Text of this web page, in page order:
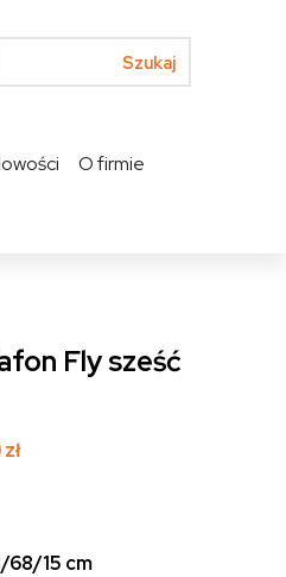
O firmie
Fly sześć
zł
68/15 cm